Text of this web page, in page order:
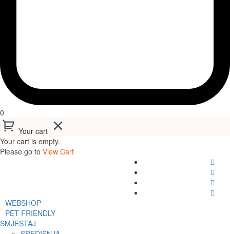
0
Your cart
Your cart is empty.
Please go to View Cart
WEBSHOP
PET FRIENDLY
SMJEŠTAJ